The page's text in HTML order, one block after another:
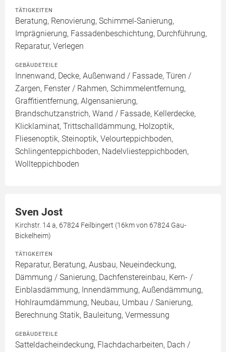
TÄTIGKEITEN
Beratung, Renovierung, Schimmel-Sanierung,
Imprägnierung, Fassadenbeschichtung, Durchführung,
Reparatur, Verlegen
GEBÄUDETEILE
Innenwand, Decke, Außenwand / Fassade, Türen /
Zargen, Fenster / Rahmen, Schimmelentfernung,
Graffitientfernung, Algensanierung,
Brandschutzanstrich, Wand / Fassade, Kellerdecke,
Klicklaminat, Trittschalldämmung, Holzoptik,
Fliesenoptik, Steinoptik, Velourteppichboden,
Schlingenteppichboden, Nadelvliesteppichboden,
Wollteppichboden
Sven Jost
Kirchstr. 14 a, 67824 Feilbingert (16km von 67824 Gau-
Bickelheim)
TÄTIGKEITEN
Reparatur, Beratung, Ausbau, Neueindeckung,
Dämmung / Sanierung, Dachfenstereinbau, Kern- /
Einblasdämmung, Innendämmung, Außendämmung,
Hohlraumdämmung, Neubau, Umbau / Sanierung,
Berechnung Statik, Bauleitung, Vermessung
GEBÄUDETEILE
Satteldacheindeckung, Flachdacharbeiten, Dach /